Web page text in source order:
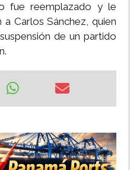
fue reemplazado y le
Carlos Sánchez, quien
de un partido